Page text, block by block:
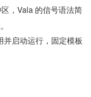
，Vala 的信号语法简
并启动运行，固定模板